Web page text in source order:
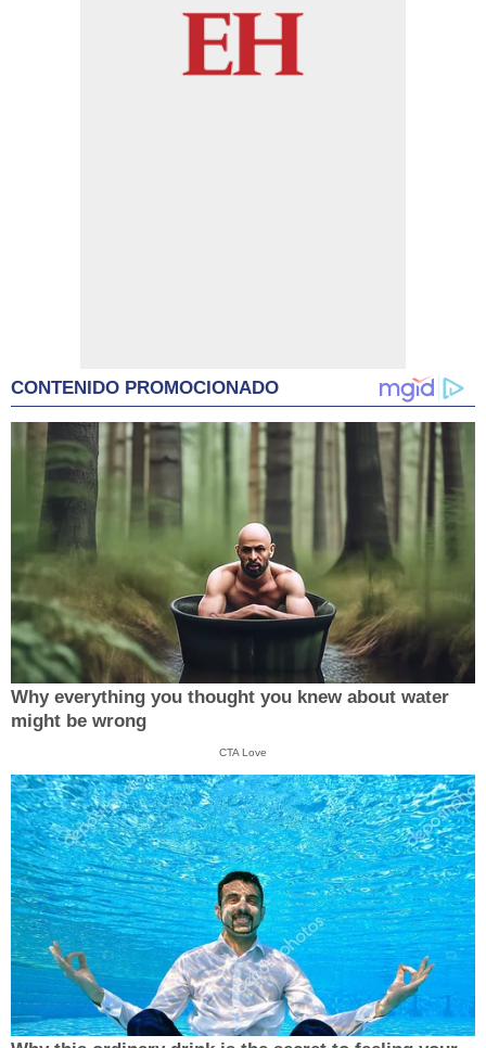
CONTENIDO PROMOCIONADO
Why everything you thought you knew about water
might be wrong
CTA Love